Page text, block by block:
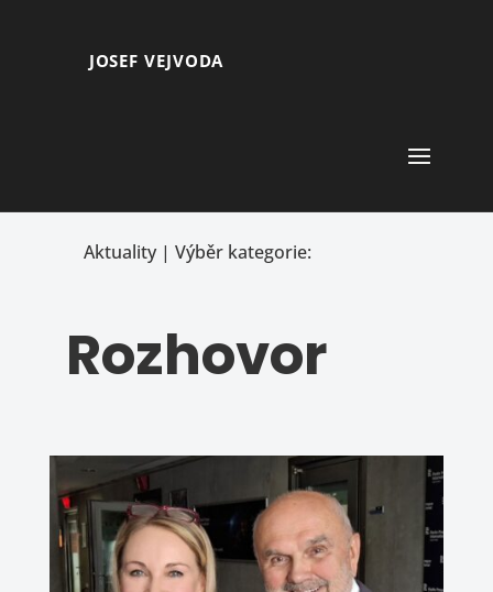
JOSEF VEJVODA
Aktuality | Výběr kategorie:
Rozhovor